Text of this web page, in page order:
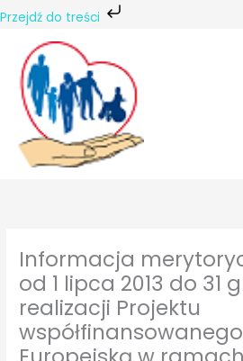
Przejdź do treści
treści
Informacja
od 1 lipca 2013 do 31
realizacji Projektu